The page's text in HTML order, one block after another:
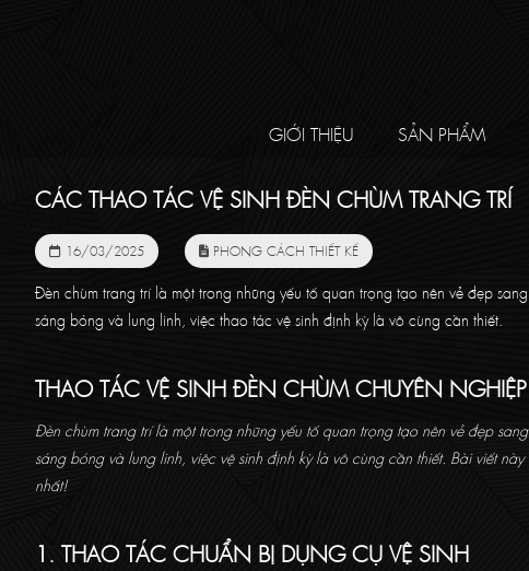
GIỚI THIỆU SẢN PHẨM
CÁC THAO TÁC VỆ SINH ĐÈN CHÙM TRANG TRÍ
16/03/2025 PHONG CÁCH THIẾT KẾ
Đèn chùm trang trí là một trong những yếu tố quan trọng tạo nên vẻ đẹp
sáng bóng và lung linh, việc thao tác vệ sinh định kỳ là vô cùng cần thiết.
THAO TÁC VỆ SINH ĐÈN CHÙM CHUYÊN NGHIỆP
Đèn chùm trang trí là một trong những yếu tố quan trọng tạo nên vẻ đẹp
sáng bóng và lung linh, việc vệ sinh định kỳ là vô cùng cần thiết. Bài viết
nhất!
1. THAO TÁC CHUẨN BỊ DỤNG CỤ VỆ SINH